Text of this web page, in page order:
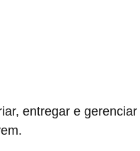
entregar e gerenciar